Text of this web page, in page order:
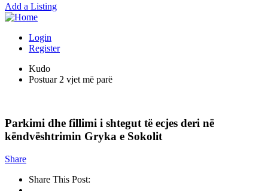
Add a Listing
Login
Register
Kudo
Postuar 2 vjet më parë
Parkimi dhe fillimi i shtegut të ecjes deri në
këndvështrimin Gryka e Sokolit
Share
Share This Post: